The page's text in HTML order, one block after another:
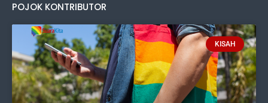
POJOK KONTRIBUTOR
KISAH